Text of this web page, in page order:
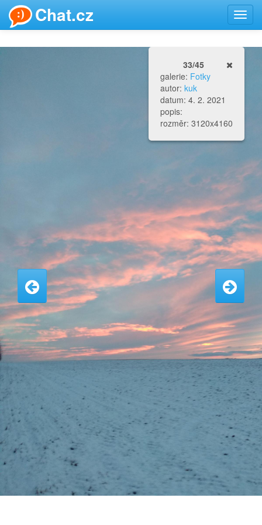
Chat.cz
33/45
galerie: Fotky
autor: kuk
datum: 4. 2. 2021
popis:
rozměr: 3120x4160